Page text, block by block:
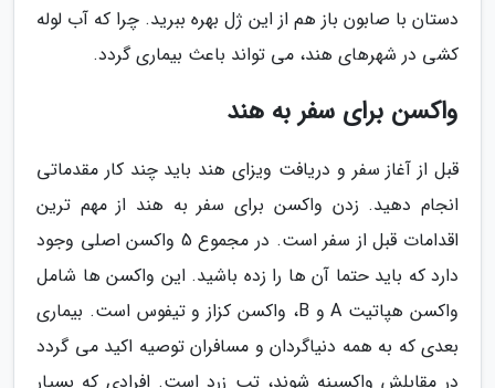
دستان با صابون باز هم از این ژل بهره ببرید. چرا که آب لوله
کشی در شهرهای هند، می تواند باعث بیماری گردد.
واکسن برای سفر به هند
قبل از آغاز سفر و دریافت ویزای هند باید چند کار مقدماتی
انجام دهید. زدن واکسن برای سفر به هند از مهم ترین
اقدامات قبل از سفر است. در مجموع 5 واکسن اصلی وجود
دارد که باید حتما آن ها را زده باشید. این واکسن ها شامل
واکسن هپاتیت A و B، واکسن کزاز و تیفوس است. بیماری
بعدی که به همه دنیاگردان و مسافران توصیه اکید می گردد
در مقابلش واکسینه شوند، تب زرد است. افرادی که بسیار